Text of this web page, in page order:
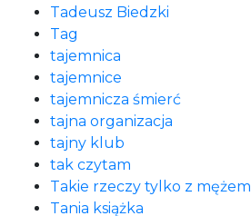
Tadeusz Biedzki
Tag
tajemnica
tajemnice
tajemnicza śmierć
tajna organizacja
tajny klub
tak czytam
Takie rzeczy tylko z mężem
Tania książka